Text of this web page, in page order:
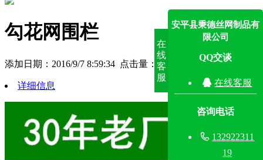
勾花网围栏
添加日期：2016/9/7 8:59:34 点击量： 9392
详细信息
在
线
客
服
安平县秉德丝网制品有
限公司
QQ交谈
 在线客服
咨询电话
 132922311
19